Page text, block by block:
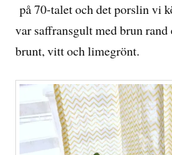
på 70-talet och det porslin vi
var saffransgult med brun
brunt, vitt och limegrönt.